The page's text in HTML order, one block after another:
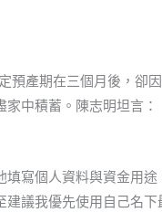
預產期在三個月後，卻
中積蓄。陳志明坦言：
寫個人資料與資金用途
議我優先使用自己名下